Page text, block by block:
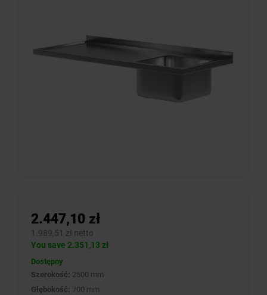
2.447,10 zł
1.989,51 zł netto
You save 2.351,13 zł
Dostępny
Szerokość: 2500 mm
Głębokość: 700 mm